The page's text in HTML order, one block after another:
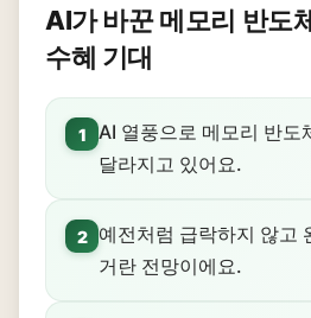
AI가 바꾼 메모리 반도
수혜 기대
1
AI 열풍으로 메모리 반도
달라지고 있어요.
2
예전처럼 급락하지 않고
거란 전망이에요.